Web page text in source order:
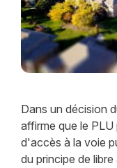
Dans un décision
affirme que le
d'accès à la voie
du principe de